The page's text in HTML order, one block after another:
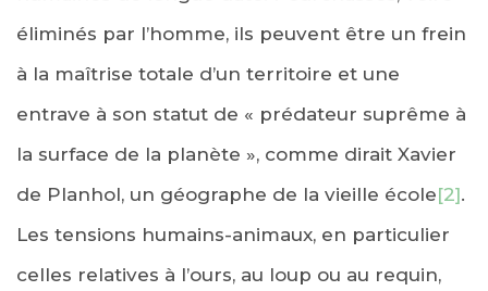
éliminés par l’homme, ils peuvent être un frein
à la maîtrise totale d’un territoire et une
entrave à son statut de « prédateur suprême à
la surface de la planète », comme dirait Xavier
de Planhol, un géographe de la vieille école[2].
Les tensions humains-animaux, en particulier
celles relatives à l’ours, au loup ou au requin,